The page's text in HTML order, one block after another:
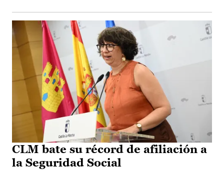
CLM bate su récord de afiliación a
la Seguridad Social